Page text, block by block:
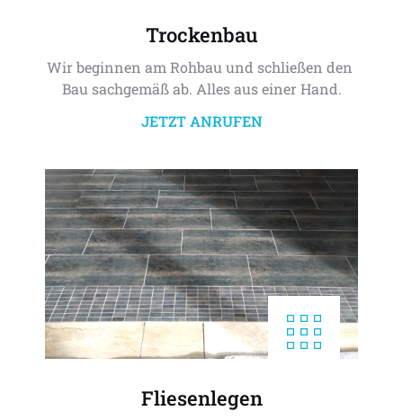
Trockenbau
Wir beginnen am Rohbau und schließen den
Bau sachgemäß ab. Alles aus einer Hand.
JETZT ANRUFEN
Fliesenlegen